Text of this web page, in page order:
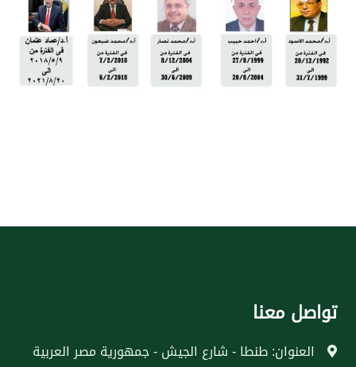
تواصل معنا
العنوان: طنطا - شارع الجيش - جمهورية مصر العربية